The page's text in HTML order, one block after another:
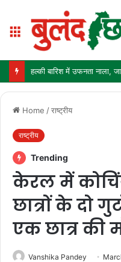
Menu
Home /राष्ट्रीय
राष्ट्रीय
Trending
केरल में
छात्रों के दो
एक छात्र की
Vanshika Pandey